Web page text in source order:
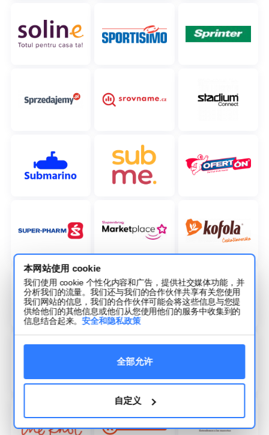
本网站使用 cookie
我们使用 cookie 个性化内容和广告，提供社交媒体功能，并
分析我们的流量。我们还与我们的合作伙伴共享有关您使用
我们网站的信息，我们的合作伙伴可能会将这些信息与您提
供给他们的其他信息或他们从您使用他们的服务中收集到的
信息结合起来。安全和隐私政策
全部允许
自定义